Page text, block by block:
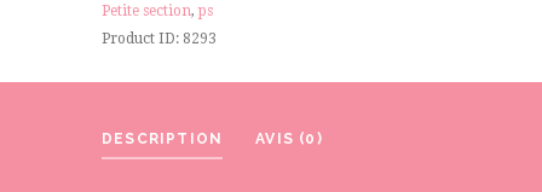
Petite section,ps
Product ID: 8293
DESCRIPTION AVIS (0)